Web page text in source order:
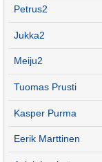
Petrus2
Jukka2
Meiju2
Tuomas Prusti
Kasper Purma
Eerik Marttinen